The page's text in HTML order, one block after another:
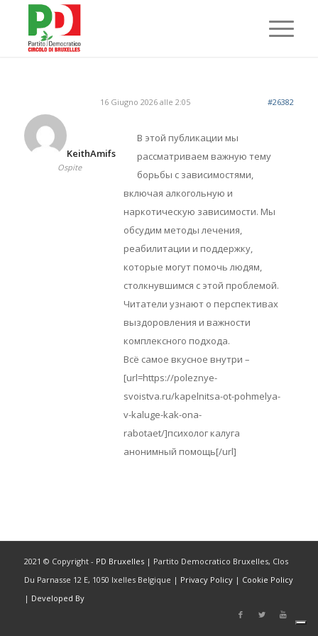
16 Giugno 2026 alle 2:05 #26382
KeithAmifs
Ospite
В этой публикации мы
рассматриваем важную тему
борьбы с зависимостями,
включая алкогольную и
наркотическую зависимости. Мы
обсудим методы лечения,
реабилитации и поддержку,
которые могут помочь людям,
столкнувшимся с этой проблемой.
Читатели узнают о перспективах
выздоровления и важности
комплексного подхода.
Всё самое вкусное внутри –
[url=https://poleznye-
svoistva.ru/kapelnitsa-ot-pohmelya-
v-kaluge-kak-ona-
rabotaet/]психолог калуга
анонимный помощь[/url]
2021 © Copyright - PD Bruxelles| Partito Democratico Bruxelles, Clos
Du Parnasse 12 E, 1050 Ixelles Belgique | Privacy Policy| Cookie Policy
| Developed By